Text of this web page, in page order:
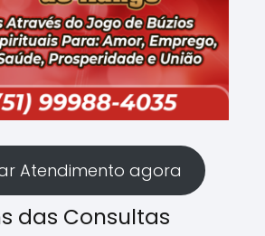
Atendimento agora
das Consultas